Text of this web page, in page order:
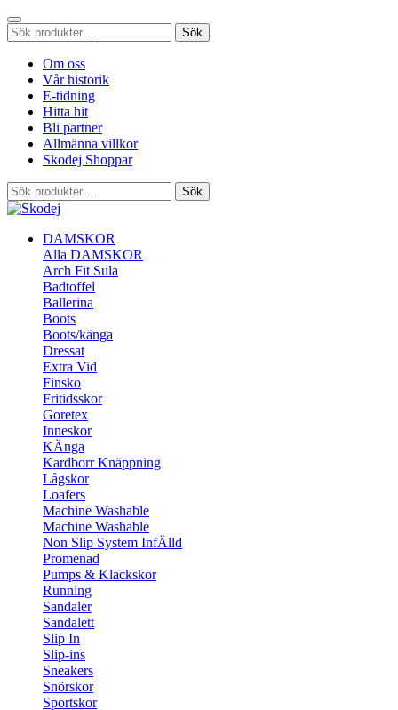
Sök
efter:
Sök
Om oss
Vår historik
E-tidning
Hitta hit
Bli partner
Allmänna villkor
Skodej Shoppar
Sök
efter:
Sök
DAMSKOR
Alla DAMSKOR
Arch Fit Sula
Badtoffel
Ballerina
Boots
Boots/känga
Dressat
Extra Vid
Finsko
Fritidsskor
Goretex
Inneskor
KÄnga
Kardborr Knäppning
Lågskor
Loafers
Machine Washable
Machine Washable
Non Slip System InfÄlld
Promenad
Pumps & Klackskor
Running
Sandaler
Sandalett
Slip In
Slip-ins
Sneakers
Snörskor
Sportskor